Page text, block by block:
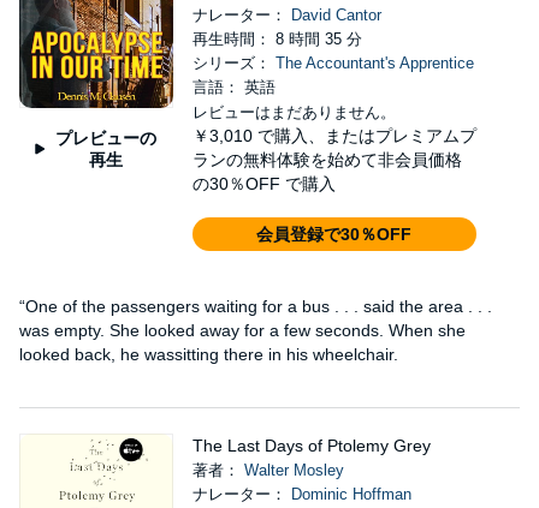
プレビューの
再生
ナレーター：
David Cantor
再生時間： 8 時間 35 分
シリーズ： The Accountant's Apprentice
言語： 英語
レビューはまだありません。
￥3,010 で購入、またはプレミアムプ
ランの無料体験を始めて非会員価格
の30％OFF で購入
会員登録で30％OFF
“One of the passengers waiting for a bus . . . said the area . . .
was empty. She looked away for a few seconds. When she
looked back, he wassitting there in his wheelchair.
The Last Days of Ptolemy Grey
著者： Walter Mosley
ナレーター：
Dominic Hoffman